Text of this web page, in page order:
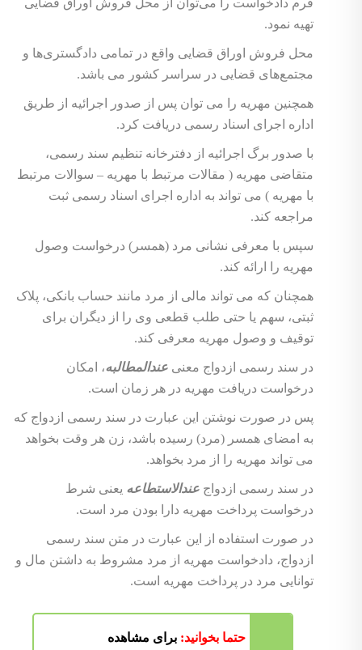
فرم دادخواست را می‌توان از محل فروش اوراق قضایی
تهیه نمود.
محل فروش اوراق قضایی واقع در تمامی دادگستری‌ها و
مجتمع‌های قضایی در سراسر کشور می باشد.
همچنین مهریه را می توان پس از صدور اجرائیه از طریق
اداره اجرای اسناد رسمی دریافت کرد.
با صدور برگ اجرائیه از دفترخانه تنظیم سند رسمی،
متقاضی مهریه ( مقالات مرتبط با مهریه – سوالات مرتبط
با مهریه ) می تواند به اداره اجرای اسناد رسمی ثبت
مراجعه کند.
سپس با معرفی نشانی مرد (همسر) درخواست وصول
مهریه را ارائه کند.
همچنان که می تواند مالی از مرد مانند حساب بانکی،‌ پلاک
ثبتی، سهم یا حتی طلب قطعی وی را از دیگران برای
توقیف و وصول مهریه معرفی کند.
در سند رسمی ازدواج معنی عندالمطالبه، امکان
درخواست دریافت مهریه در هر زمان است.
پس در صورت نوشتن این عبارت در سند رسمی ازدواج که
به امضای همسر (مرد) رسیده باشد، زن هر وقت بخواهد
می تواند مهریه را از مرد بخواهد.
در سند رسمی ازدواج عندالاستطاعه یعنی شرط
درخواست پرداخت مهریه دارا بودن مرد است.
در صورت استفاده از این عبارت در متن سند رسمی
ازدواج، دادخواست مهریه از مرد مشروط به داشتن مال و
توانایی مرد در پرداخت مهریه است.
حتما بخوانید: برای مشاهده